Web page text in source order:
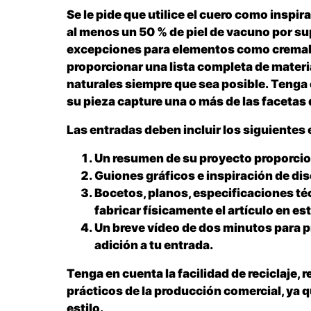
Se le pide que utilice el cuero como
al menos un 50 % de piel de vacuno por
excepciones para elementos como
proporcionar una lista completa de
naturales siempre que sea posible.
su pieza capture una o más de las
Las entradas deben incluir los siguientes
Un resumen de su proyecto
Guiones gráficos e inspiración de
Bocetos, planos, especificaciones
fabricar físicamente el artículo en
Un breve vídeo de dos minutos para
adición a tu entrada.
Tenga en cuenta la facilidad de reciclaje,
prácticos de la producción comercial, ya
estilo.